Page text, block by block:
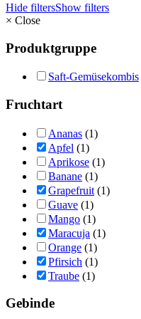
Hide filtersShow filters
× Close
Produktgruppe
Saft-Gemüsekombis
Fruchtart
Ananas (1)
Apfel (1)
Aprikose (1)
Banane (1)
Grapefruit (1)
Guave (1)
Mango (1)
Maracuja (1)
Orange (1)
Pfirsich (1)
Traube (1)
Gebinde